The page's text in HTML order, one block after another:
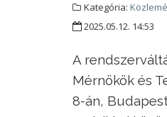
Kategória:
2025.05.12. 14:53
A
Mérnökök és
8-án,